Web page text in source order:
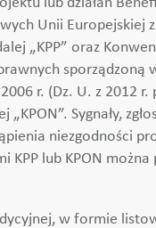
lub działań
Unii Europejskiej
„KPP” oraz
sporządzoną
r. (Dz. U. z 2012 r.
„KPON”. Sygnały,
niezgodności
KPP lub KPON można
w formie